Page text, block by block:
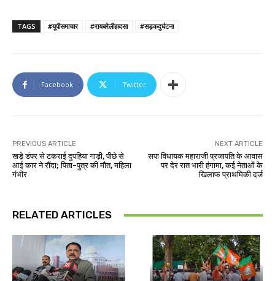
TAGS #यूपीसमाचार #रायबरेलीहादसा #सड़कदुर्घटना
Facebook Twitter
PREVIOUS ARTICLE
खड़े डंपर से टकराई दुपहिया गाड़ी, पीछे से
आई कार ने रौंदा; पिता-पुत्र की मौत, महिला
गंभीर
NEXT ARTICLE
सपा विधायक महाराजी प्रजापति के आवास
पर देर रात भारी हंगामा, कई नेताओं के
खिलाफ प्राथमिकी दर्ज
RELATED ARTICLES